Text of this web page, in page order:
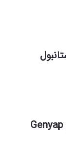
رزیدانس مسکونی Genyap